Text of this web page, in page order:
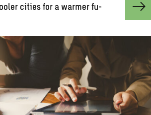
cities for a warmer fu­